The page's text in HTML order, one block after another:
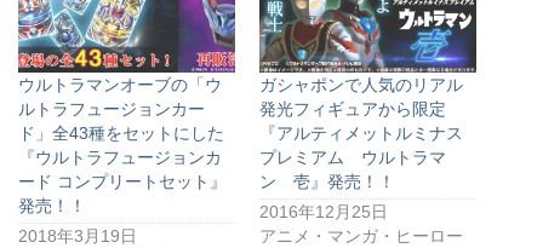
ウルトラマンオーブの「ウ
ルトラフュージョンカー
ド」全43種をセットにした
『ウルトラフュージョンカ
ード コンプリートセット』
発売！！
2018年3月19日
ガシャポンで人気のリアル
発光フィギュアから限定
『アルティメットルミナス
プレミアム ウルトラマ
ン 壱』発売！！
2016年12月25日
アニメ・マンガ・ヒーロー